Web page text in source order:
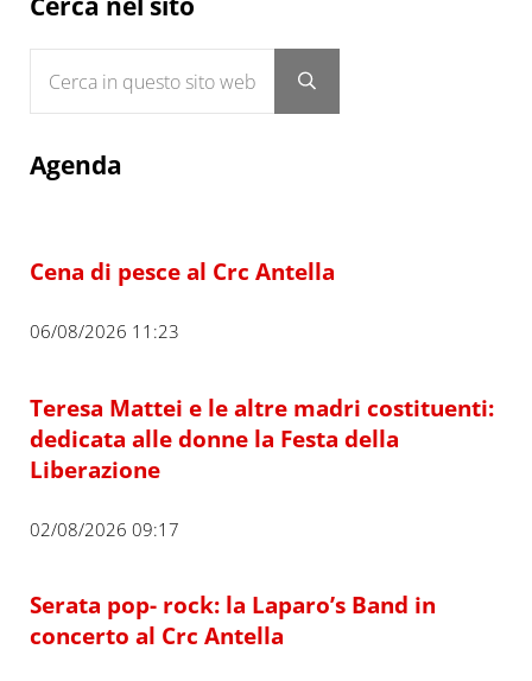
Submit search
Agenda
Cena di pesce al Crc Antella
06/08/2026 11:23
Teresa Mattei e le altre madri costituenti:
dedicata alle donne la Festa della
Liberazione
02/08/2026 09:17
Serata pop- rock: la Laparo’s Band in
concerto al Crc Antella